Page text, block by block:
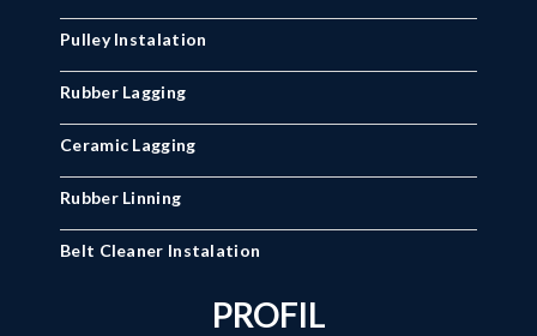
Pulley Instalation
Rubber Lagging
Ceramic Lagging
Rubber Linning
Belt Cleaner Instalation
PROFIL